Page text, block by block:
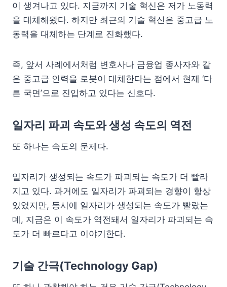
이 생겨나고 있다. 지금까지 기술 혁신은 저가 노동력
을 대체해왔다. 하지만 최근의 기술 혁신은 중고급 노
동력을 대체하는 단계로 진화했다.
즉, 앞서 사례에서처럼 변호사나 금융업 종사자와 같
은 중고급 인력을 로봇이 대체한다는 점에서 현재 ‘다
른 국면’으로 진입하고 있다는 신호다.
일자리 파괴 속도와 생성 속도의 역전
또 하나는 속도의 문제다.
일자리가 생성되는 속도가 파괴되는 속도가 더 빨라
지고 있다. 과거에도 일자리가 파괴되는 경향이 항상
있었지만, 동시에 일자리가 생성되는 속도가 빨랐는
데, 지금은 이 속도가 역전돼서 일자리가 파괴되는 속
도가 더 빠르다고 이야기한다.
기술 간극(Technology Gap)